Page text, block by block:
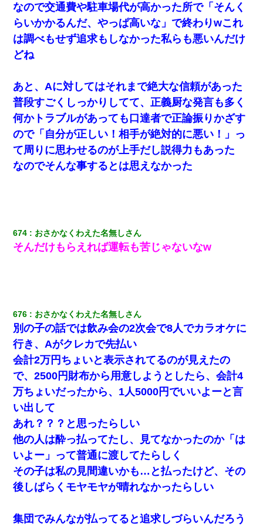
旦那の元嫁「離婚したとはいえ、私が本来の妻。許可なく
結婚するなんてどういう神経してるの？離婚届を記入して
持って来い」→笑いが止まらなくなり・・・
さっき嫁から、「愛しています」ってメールが届いた。俺
【戦争】不妊の俺嫁に弟嫁が2日間4歳児を託児 俺嫁はそこ
まで気にしてなかったが、あまりにも子供が俺嫁に懐くの
で最後らへん顔引きつってた → そして弟嫁が迎えに来た翌
日…
高1のとき男に襲われ、不妊の叔母に頼まれて出産。→叔母
夫婦が養子縁組してアメリカに子供を連れ帰った。→9・11
で叔母夫婦が亡くなってしまい…
彼女(美人女医)にネックレスをプレゼント。「こんな安物を
渡すくらいなら、渡さないほうがマシだからね」→ ６０万
したと話したら・・・
なので交通費や駐車場代が高かった所で「そんく
らいかかるんだ、やっぱ高いな」で終わりwこれ
は調べもせず追求もしなかった私らも悪いんだけ
どね
あと、Aに対してはそれまで絶大な信頼があった
普段すごくしっかりしてて、正義厨な発言も多く
何かトラブルがあっても口達者で正論振りかざす
ので「自分が正しい！相手が絶対的に悪い！」っ
て周りに思わせるのが上手だし説得力もあった
なのでそんな事するとは思えなかった
674 おさかなくわえた名無しさん
そんだけもらえれば運転も苦じゃないなw
676 おさかなくわえた名無しさん
別の子の話では飲み会の2次会で8人でカラオケに
行き、Aがクレカで先払い
会計2万円ちょいと表示されてるのが見えたの
で、2500円財布から用意しようとしたら、会計4
万ちょいだったから、1人5000円でいいよーと言
い出して
あれ？？？と思ったらしい
他の人は酔っ払ってたし、見てなかったのか「は
いよー」って普通に渡してたらしく
その子は私の見間違いかも…と払ったけど、その
後しばらくモヤモヤが晴れなかったらしい
集団でみんなが払ってると追求しづらいんだろう